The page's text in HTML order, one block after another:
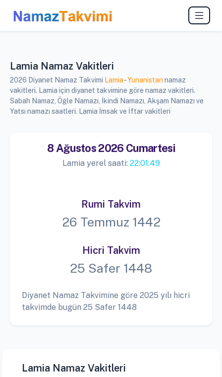
Lamia Namaz Vakitleri
2026 Diyanet Namaz Takvimi Lamia-Yunanistan namaz
vakitleri. Lamia için diyanet takvimine göre namaz vakitleri.
Sabah Namaz, Öğle Namazı, İkindi Namazı, Akşam Namazı ve
Yatsı namazı saatleri. Lamia İmsak ve İftar vakitleri
8 Ağustos 2026 Cumartesi
Lamia yerel saati: 22:01:50
Rumi Takvim
26 Temmuz 1442
Hicri Takvim
25 Safer 1448
Diyanet Namaz Takvimine göre 2025 yılı hicri
takvimde bugün 25 Safer 1448
Lamia Namaz Vakitleri